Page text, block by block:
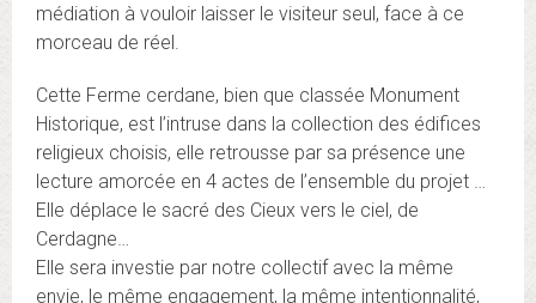
médiation à vouloir laisser le visiteur seul, face à ce
morceau de réel.
Cette Ferme cerdane, bien que classée Monument
Historique, est l’intruse dans la collection des édifices
religieux choisis, elle retrousse par sa présence une
lecture amorcée en 4 actes de l’ensemble du projet …
Elle déplace le sacré des Cieux vers le ciel, de
Cerdagne…
Elle sera investie par notre collectif avec la même
envie, le même engagement, la même intentionnalité,